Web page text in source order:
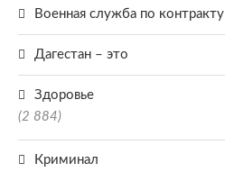
Военная служба по контракту
Дагестан – это
Здоровье
(2 884)
Криминал